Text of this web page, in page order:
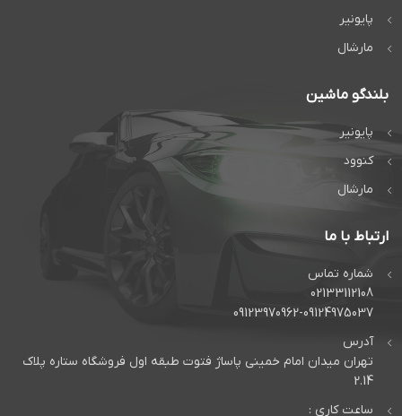
پایونیر
مارشال
بلندگو ماشین
پایونیر
کنوود
مارشال
ارتباط با ما
شماره تماس
02133112108
09123970962-09124975037
آدرس
تهران میدان امام خمینی پاساژ فتوت طبقه اول فروشگاه ستاره پلاک
2.14
ساعت کاری :